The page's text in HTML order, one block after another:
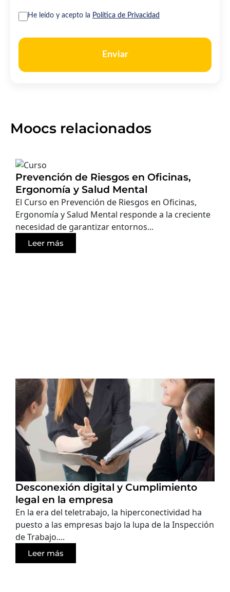
He leído y acepto la Política de Privacidad
Enviar
Moocs relacionados
Prevención de Riesgos en Oficinas,
Ergonomía y Salud Mental
El Curso en Prevención de Riesgos en Oficinas,
Ergonomía y Salud Mental responde a la creciente
necesidad de garantizar entornos...
Leer más
Desconexión digital y Cumplimiento
legal en la empresa
En la era del teletrabajo, la hiperconectividad ha
puesto a las empresas bajo la lupa de la Inspección
de Trabajo....
Leer más